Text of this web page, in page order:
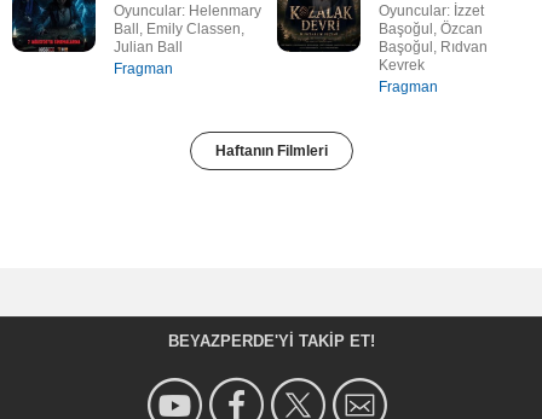
Oyuncular: Helenmary
Ball, Emily Classen,
Julian Ball
Fragman
Oyuncular: İzzet
Başoğul, Özcan
Başoğul, Rıdvan
Kevrek
Fragman
Haftanın Filmleri
BEYAZPERDE'YI TAKIP ET!